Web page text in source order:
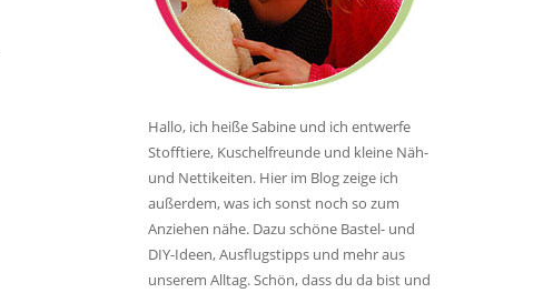
Hallo, ich heiße Sabine und ich entwerfe
Stofftiere, Kuschelfreunde und kleine Näh-
und Nettikeiten. Hier im Blog zeige ich
außerdem, was ich sonst noch so zum
Anziehen nähe. Dazu schöne Bastel- und
DIY-Ideen, Ausflugstipps und mehr aus
unserem Alltag. Schön, dass du da bist und